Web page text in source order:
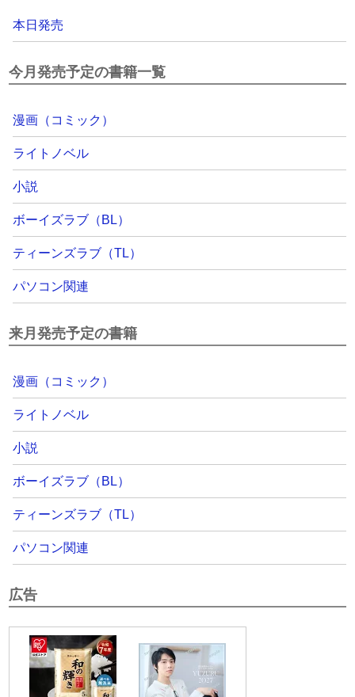
本日発売
今月発売予定の書籍一覧
漫画（コミック）
ライトノベル
小説
ボーイズラブ（BL）
ティーンズラブ（TL）
パソコン関連
来月発売予定の書籍
漫画（コミック）
ライトノベル
小説
ボーイズラブ（BL）
ティーンズラブ（TL）
パソコン関連
広告